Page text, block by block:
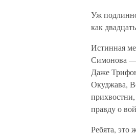
Уж
как
Истинная
Симонова —
Даже
Окуджава,
правду о
Ребята, это